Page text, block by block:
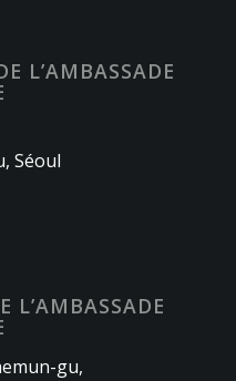
L’AMBASSADE
Séoul
L’AMBASSADE
gu,